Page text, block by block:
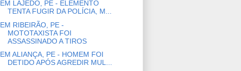
EM LAJEDO, PE - ELEMENTO
TENTA FUGIR DA POLÍCIA, M...
EM RIBEIRÃO, PE -
MOTOTAXISTA FOI
ASSASSINADO A TIROS
EM ALIANÇA, PE - HOMEM FOI
DETIDO APÓS AGREDIR MUL...